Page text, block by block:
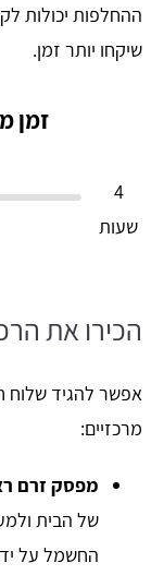
שיקחו יותר זמן.
זמן
4
שעות
הכירו את
אפשר להגיד שלוח
מרכזיים:
מפסק זרם
של הבית
החשמל על